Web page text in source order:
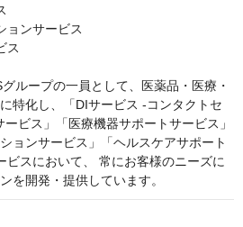
ョンサービス
ス
ループの一員として、医薬品・医療・
特化し、「DIサービス -コンタクトセ
ビス」「医療機器サポートサービス」
ョンサービス」「ヘルスケアサポート
ビスにおいて、 常にお客様のニーズに
を開発・提供しています。